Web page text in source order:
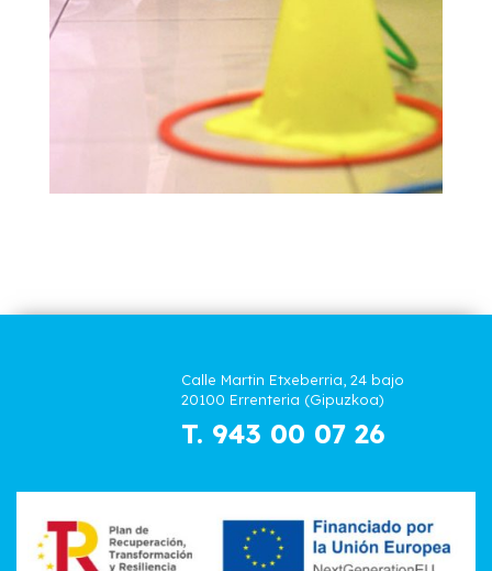
Calle Martin Etxeberria, 24 bajo
20100 Errenteria (Gipuzkoa)
T. 943 00 07 26